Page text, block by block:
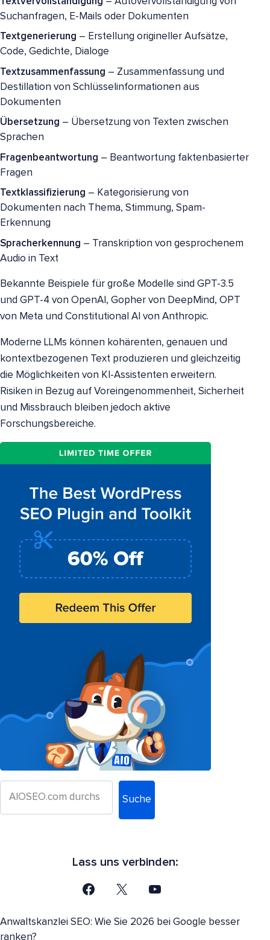
Suchanfragen, E-Mails oder Dokumenten
Textgenerierung – Erstellung origineller Aufsätze,
Code, Gedichte, Dialoge
Textzusammenfassung – Zusammenfassung und
Destillation von Schlüsselinformationen aus
Dokumenten
Übersetzung – Übersetzung von Texten zwischen
Sprachen
Fragenbeantwortung – Beantwortung faktenbasierter
Fragen
Textklassifizierung – Kategorisierung von
Dokumenten nach Thema, Stimmung, Spam-
Erkennung
Spracherkennung – Transkription von gesprochenem
Audio in Text
Bekannte Beispiele für große Modelle sind GPT-3.5
und GPT-4 von OpenAI, Gopher von DeepMind, OPT
von Meta und Constitutional AI von Anthropic.
Moderne LLMs können kohärenten, genauen und
kontextbezogenen Text produzieren und gleichzeitig
die Möglichkeiten von KI-Assistenten erweitern.
Risiken in Bezug auf Voreingenommenheit, Sicherheit
und Missbrauch bleiben jedoch aktive
Forschungsbereiche.
Suche
Lass uns verbinden:
Anwaltskanzlei SEO: Wie Sie 2026 bei Google besser
ranken?